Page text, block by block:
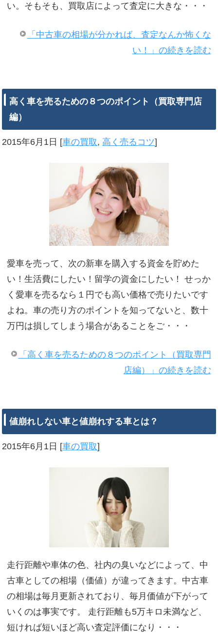
い。そもそも、買取店によって査定に大きな・・・
「中古車の相場が分かれば、査定なんか怖くな
い！」の続きを読む
高く車を売るための８つのポイント（買取専門店
編）
2015年6月1日 [車の買取, 高く売るコツ]
愛車を売って、次の新車を購入する資金を貯めた
い！生活費にしたい！留学の資金にしたい！ せっか
く愛車を売るなら１円でも高い価格で売りたいです
よね。車の売り方のポイントを知ってないと、数十
万円は損してしまう場合があることをご・・・
「高く車を売るための８つのポイント（買取専門
店編）」の続きを読む
値崩れしない車と値崩れする車とは？
2015年6月1日 [車の買取]
走行距離や車体の色、社内の臭いなどによって、中
古車としての相場（価値）が違ってきます。中古車
の相場は毎月更新されており、毎月価値が下がって
いくのは事実です。 走行距離も5万キロ未満など、
短ければ短いほど高い査定評価になり・・・